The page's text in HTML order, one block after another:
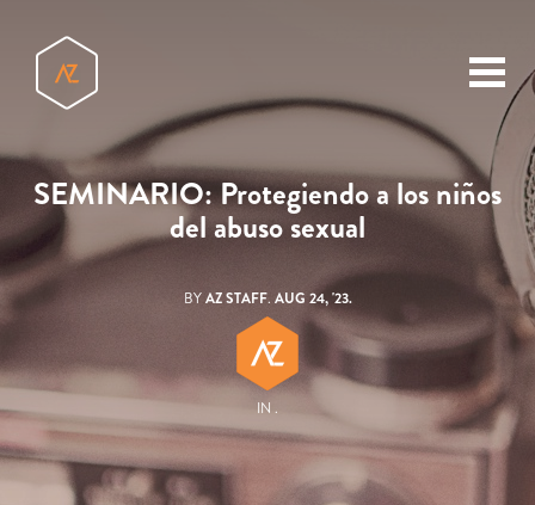
menu
SEMINARIO: Protegiendo a los niños
del abuso sexual
BYAZ STAFF. AUG 24, '23.
IN .